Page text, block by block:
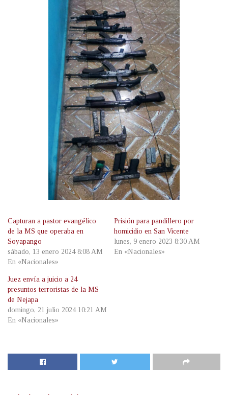
Capturan a pastor evangélico
de la MS que operaba en
Soyapango
sábado, 13 enero 2024 8:08 AM
En «Nacionales»
Prisión para pandillero por
homicidio en San Vicente
lunes, 9 enero 2023 8:30 AM
En «Nacionales»
Juez envía a juicio a 24
presuntos terroristas de la MS
de Nejapa
domingo, 21 julio 2024 10:21 AM
En «Nacionales»